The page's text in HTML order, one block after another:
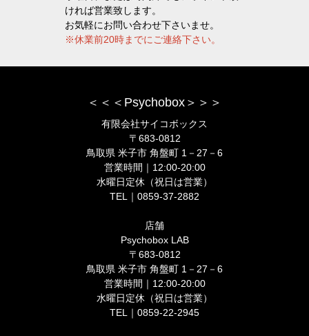
ければ営業致します。
お気軽にお問い合わせ下さいませ。
※休業前20時までにご連絡下さい。
＜＜＜Psychobox＞＞＞
有限会社サイコボックス
〒683-0812
鳥取県 米子市 角盤町 1－27－6
営業時間｜12:00-20:00
水曜日定休（祝日は営業）
TEL｜0859-37-2882
店舗
Psychobox LAB
〒683-0812
鳥取県 米子市 角盤町 1－27－6
営業時間｜12:00-20:00
水曜日定休（祝日は営業）
TEL｜0859-22-2945